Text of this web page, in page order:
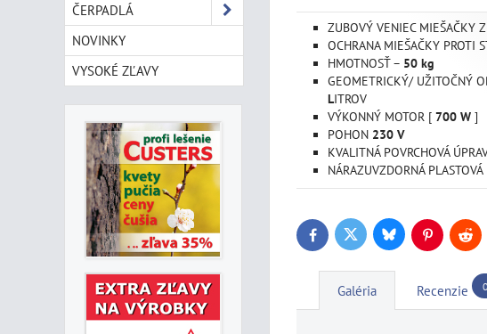
ZUBOVÝ VENIEC MIEŠAČKY
OCHRANA MIEŠAČKY PROTI
HMOTNOSŤ – 50 kg
GEOMETRICKÝ/ UŽITOČNÝ
LITROV
VÝKONNÝ MOTOR [ 700 W]
POHON 230 V
KVALITNÁ POVRCHOVÁ
NÁRAZUVZDORNÁ
FacebookTwitter BlueskyPinterest
Galéria Recenzie 0
ČERPADLÁ
NOVINKY
VYSOKÉ ZĽAVY